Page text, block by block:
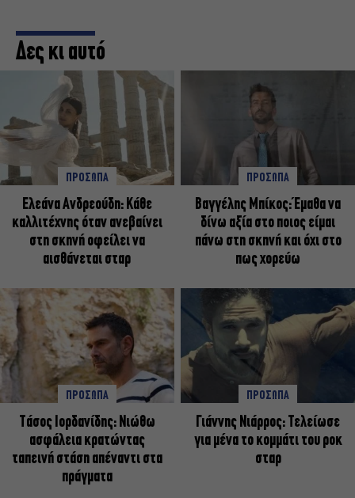
Δες κι αυτό
ΠΡΟΣΩΠΑ
Ελεάνα Ανδρεούδη: Κάθε
καλλιτέχνης όταν ανεβαίνει
στη σκηνή οφείλει να
αισθάνεται σταρ
ΠΡΟΣΩΠΑ
Βαγγέλης Μπίκος: Έμαθα να
δίνω αξία στο ποιος είμαι
πάνω στη σκηνή και όχι στο
πως χορεύω
ΠΡΟΣΩΠΑ
Tάσος Ιορδανίδης: Νιώθω
ασφάλεια κρατώντας
ταπεινή στάση απέναντι στα
πράγματα
ΠΡΟΣΩΠΑ
Γιάννης Νιάρρος: Τελείωσε
για μένα το κομμάτι του ροκ
σταρ